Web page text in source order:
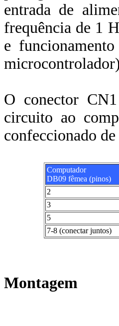
entrada de
frequência de 1
e
O conector
circuito ao
confeccionado
Computador
DB09 fêmea (pinos)
2
3
5
7-8 (conectar juntos)
Montagem